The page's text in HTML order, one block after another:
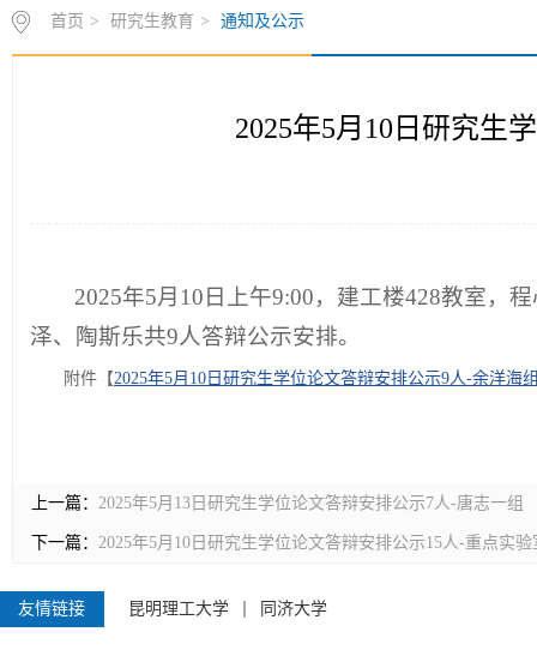
首页 研究生教育 通知及公示
2025年5月10日研究生
2025年5月10日上午9:00，建工楼428教室，
泽、陶斯乐共9人答辩公示安排。
附件【2025年5月10日研究生学位论文答辩安排公示9人-余洋海
上一篇： 2025年5月13日研究生学位论文答辩安排公示7人-唐志一组
下一篇： 2025年5月10日研究生学位论文答辩安排公示15人-重点实验
友情链接 昆明理工大学 同济大学